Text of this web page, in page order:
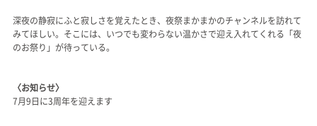
深夜の静寂にふと寂しさを覚えたとき、夜祭まかまかのチャンネルを訪れて
みてほしい。そこには、いつでも変わらない温かさで迎え入れてくれる「夜
のお祭り」が待っている。
〈お知らせ〉
7月9日に3周年を迎えます